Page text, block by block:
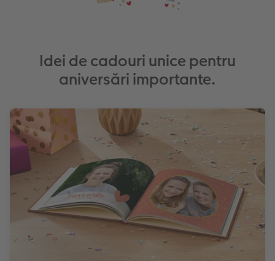
Idei de cadouri unice pentru
aniversări importante.